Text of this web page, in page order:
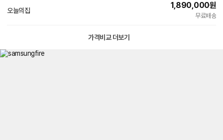
오늘의집
1,890,000원
무료배송
가격비교 더보기